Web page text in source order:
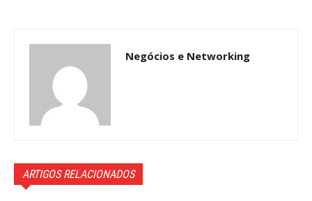
Negócios e Networking
ARTIGOS RELACIONADOS